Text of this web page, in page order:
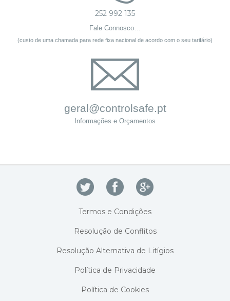
252 992 135
Fale Connosco…
(custo de uma chamada para rede fixa nacional de acordo com o seu tarifário)
geral@controlsafe.pt
Informações e Orçamentos
Termos e Condições
Resolução de Conflitos
Resolução Alternativa de Litígios
Política de Privacidade
Política de Cookies